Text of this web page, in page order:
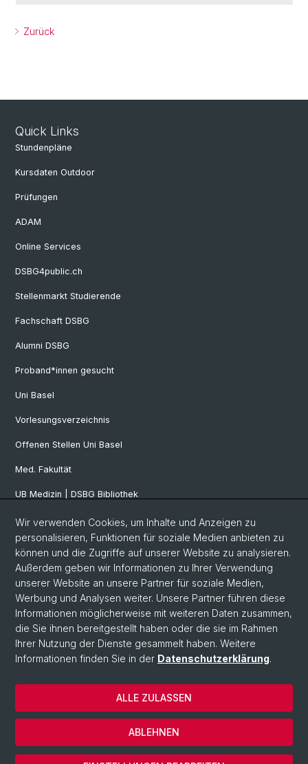
Zurück
Quick Links
Stundenpläne
Kursdaten Outdoor
Prüfungen
ADAM
Online Services
DSBG4public.ch
Stellenmarkt Studierende
Fachschaft DSBG
Alumni DSBG
Proband*innen gesucht
Uni Basel
Vorlesungsverzeichnis
Offenen Stellen Uni Basel
Med. Fakultät
UB Medizin | DSBG Bibliothek
Social Media
Facebook
Twitter
Youtube
Wir verwenden Cookies, um Inhalte und Anzeigen zu
personalisieren, Funktionen für soziale Medien anbieten zu
können und die Zugriffe auf unserer Website zu analysieren.
Außerdem geben wir Informationen zu Ihrer Verwendung
unserer Website an unsere Partner für soziale Medien,
Werbung und Analysen weiter. Unsere Partner führen diese
Informationen möglicherweise mit weiteren Daten zusammen,
die Sie ihnen bereitgestellt haben oder die sie im Rahmen
Ihrer Nutzung der Dienste gesammelt haben. Weitere
Informationen finden Sie in der Datenschutzerklärung.
ABLEHNEN
ALLE ZULASSEN